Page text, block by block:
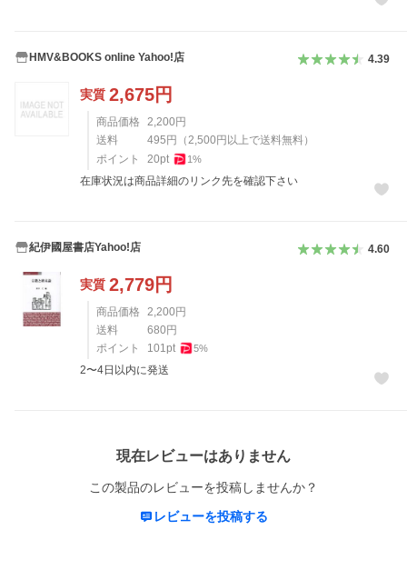
HMV&BOOKS online Yahoo!店 4.39
実質 2,675円
商品価格 2,200 円
送料
495 円 （2,500 円以上で送料無料）
ポイント
20pt 1%
在庫状況は商品詳細のリンク先を確認下さい
紀伊國屋書店Yahoo!店 4.60
実質 2,779円
商品価格 2,200 円
送料
680 円
ポイント
101pt 5%
2〜4日以内に発送
現在レビューはありません
この製品のレビューを投稿しませんか？
レビューを投稿する